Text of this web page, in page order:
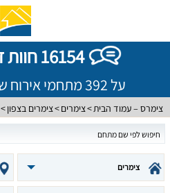
16154 חוות דעת אמיתיות!
על 392 מתחמי אירוח שונים ברחבי הארץ
צימרס – עמוד הבית צימרים צימרים בצפון
צימרים